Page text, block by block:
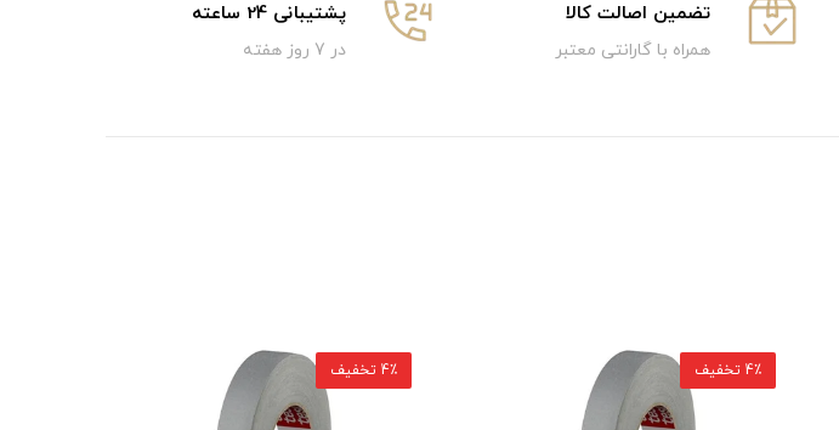
تضمین اصالت کالا
همراه با گارانتی معتبر
پشتیبانی 24 ساعته
در 7 روز هفته
4٪ تخفیف 4٪ تخفیف